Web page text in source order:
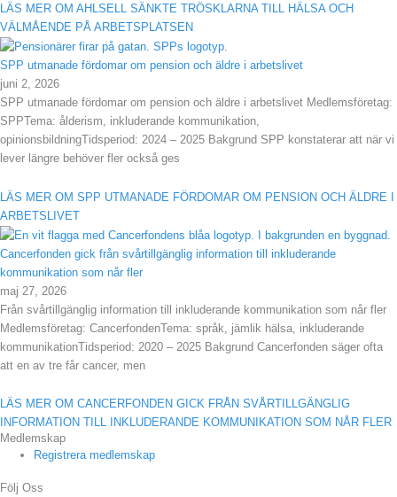
LÄS MER OM AHLSELL SÄNKTE TRÖSKLARNA TILL HÄLSA OCH
VÄLMÅENDE PÅ ARBETSPLATSEN
SPP utmanade fördomar om pension och äldre i arbetslivet
juni 2, 2026
SPP utmanade fördomar om pension och äldre i arbetslivet Medlemsföretag:
SPPTema: ålderism, inkluderande kommunikation,
opinionsbildningTidsperiod: 2024 – 2025 Bakgrund SPP konstaterar att när vi
lever längre behöver fler också ges
LÄS MER OM SPP UTMANADE FÖRDOMAR OM PENSION OCH ÄLDRE I
ARBETSLIVET
Cancerfonden gick från svårtillgänglig information till inkluderande
kommunikation som når fler
maj 27, 2026
Från svårtillgänglig information till inkluderande kommunikation som når fler
Medlemsföretag: CancerfondenTema: språk, jämlik hälsa, inkluderande
kommunikationTidsperiod: 2020 – 2025 Bakgrund Cancerfonden säger ofta
att en av tre får cancer, men
LÄS MER OM CANCERFONDEN GICK FRÅN SVÅRTILLGÄNGLIG
INFORMATION TILL INKLUDERANDE KOMMUNIKATION SOM NÅR FLER
Medlemskap
Registrera medlemskap
Följ Oss